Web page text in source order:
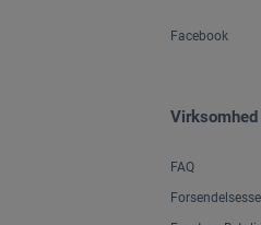
Facebook
Virksomhed
FAQ